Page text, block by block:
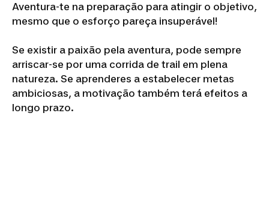
Aventura-te na preparação para atingir o objetivo,
mesmo que o esforço pareça insuperável!
Se existir a paixão pela aventura, pode sempre
arriscar-se por uma corrida de trail em plena
natureza. Se aprenderes a estabelecer metas
ambiciosas, a motivação também terá efeitos a
longo prazo.